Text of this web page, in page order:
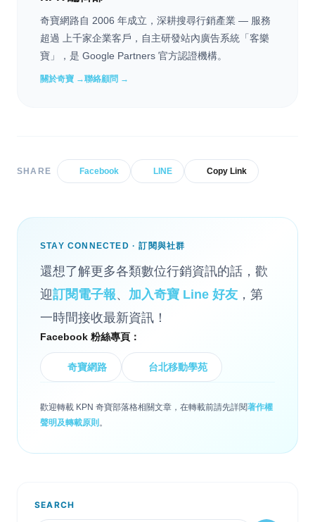
奇寶網路自 2006 年成立，深耕搜尋行銷產業 — 服務
超過 上千家企業客戶，自主研發站內廣告系統「客樂
寶」，是 Google Partners 官方認證機構。
關於奇寶 →聯絡顧問 →
SHARE Facebook LINE Copy Link
STAY CONNECTED · 訂閱與社群
還想了解更多各類數位行銷資訊的話，歡
迎訂閱電子報、 加入奇寶 Line 好友 ，第
一時間接收最新資訊！
Facebook 粉絲專頁：
奇寶網路 台北移動學苑
歡迎轉載 KPN 奇寶部落格相關文章，在轉載前請先詳閱著作權
聲明及轉載原則 。
SEARCH